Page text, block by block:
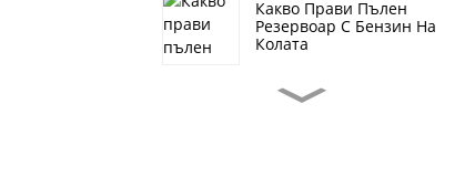
Какво Прави Пълен
Резервоар С Бензин На
Колата
Студеният Въздух
Циркулира Ли Вътре